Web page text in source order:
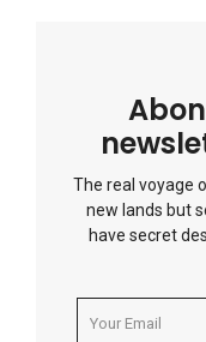
The real voyage
new lands but
have secret